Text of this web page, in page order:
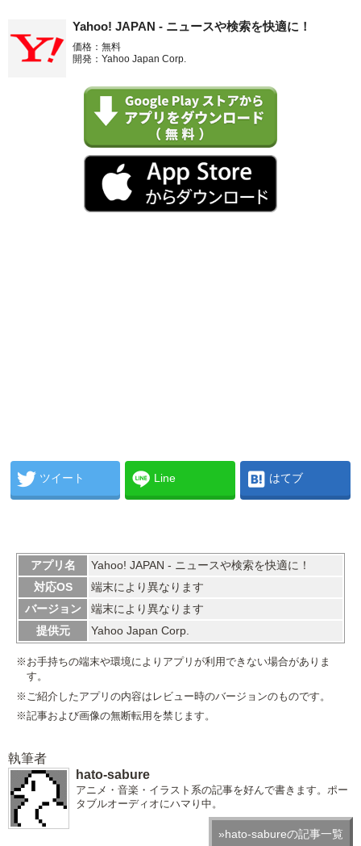
Yahoo! JAPAN - ニュースや検索を快適に！
価格：無料
開発：Yahoo Japan Corp.
ツイート Line はてブ
アプリ名
Yahoo! JAPAN - ニュースや検索を快適に！
対応OS
端末により異なります
バージョン
端末により異なります
提供元
Yahoo Japan Corp.
※お手持ちの端末や環境によりアプリが利用できない場合がありま
す。
※ご紹介したアプリの内容はレビュー時のバージョンのものです。
※記事および画像の無断転用を禁じます。
執筆者
hato-sabure
アニメ・音楽・イラスト系の記事を好んで書きます。ポー
タブルオーディオにハマり中。
»hato-sabureの記事一覧